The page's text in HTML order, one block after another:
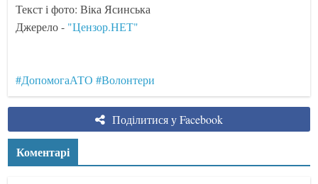
Текст і фото: Віка Ясинська
Джерело - "Цензор.НЕТ"
#ДопомогаАТО #Волонтери
Поділитися у Facebook
Коментарі